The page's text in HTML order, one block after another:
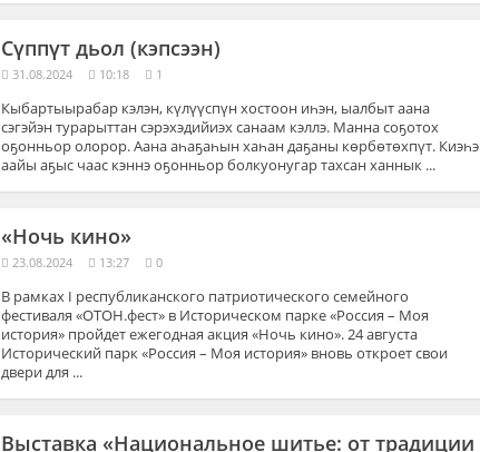
Сүппүт дьол (кэпсээн)
31.08.2024 10:18 1
Кыбартыырабар кэлэн, күлүүспүн хостоон иһэн, ыалбыт аана
сэгэйэн турарыттан сэрэхэдийиэх санаам кэллэ. Манна соҕотох
оҕонньор олорор. Аана аһаҕаһын хаһан даҕаны көрбөтөхпүт. Киэһэ
аайы аҕыс чаас кэннэ оҕонньор болкуонугар тахсан ханнык ...
«Ночь кино»
23.08.2024 13:27 0
В рамках I республиканского патриотического семейного
фестиваля «ОТОН.фест» в Историческом парке «Россия – Моя
история» пройдет ежегодная акция «Ночь кино». 24 августа
Исторический парк «Россия – Моя история» вновь откроет свои
двери для ...
Выставка «Национальное шитье: от традиции